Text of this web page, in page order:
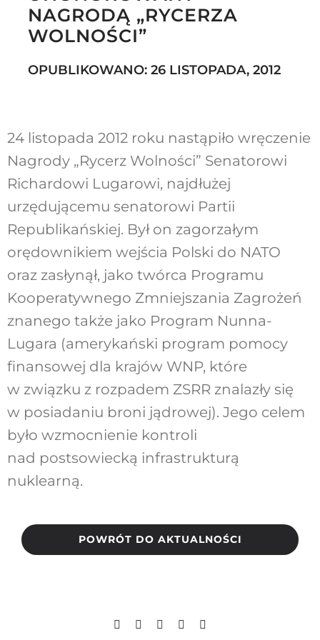
NAGRODĄ „RYCERZA
WOLNOŚCI”
OPUBLIKOWANO: 26 LISTOPADA, 2012
24 listopada 2012 roku nastąpiło wręczenie
Nagrody „Rycerz Wolności” Senatorowi
Richardowi Lugarowi, najdłużej
urzędującemu senatorowi Partii
Republikańskiej. Był on zagorzałym
orędownikiem wejścia Polski do NATO
oraz zasłynął, jako twórca Programu
Kooperatywnego Zmniejszania Zagrożeń
znanego także jako Program Nunna-
Lugara (amerykański program pomocy
finansowej dla krajów WNP, które
w związku z rozpadem ZSRR znalazły się
w posiadaniu broni jądrowej). Jego celem
było wzmocnienie kontroli
nad postsowiecką infrastrukturą
nuklearną.
POWRÓT DO AKTUALNOŚCI